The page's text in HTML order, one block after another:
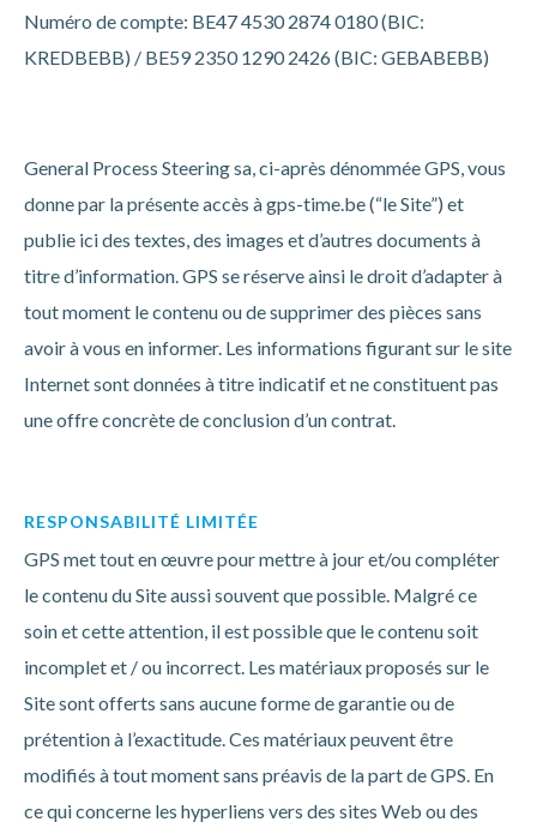
Numéro de compte: BE47 4530 2874 0180 (BIC:
KREDBEBB) / BE59 2350 1290 2426 (BIC: GEBABEBB)
General Process Steering sa, ci-après dénommée GPS, vous
donne par la présente accès à gps-time.be (“le Site”) et
publie ici des textes, des images et d’autres documents à
titre d’information. GPS se réserve ainsi le droit d’adapter à
tout moment le contenu ou de supprimer des pièces sans
avoir à vous en informer. Les informations figurant sur le site
Internet sont données à titre indicatif et ne constituent pas
une offre concrète de conclusion d’un contrat.
RESPONSABILITÉ LIMITÉE
GPS met tout en œuvre pour mettre à jour et/ou compléter
le contenu du Site aussi souvent que possible. Malgré ce
soin et cette attention, il est possible que le contenu soit
incomplet et / ou incorrect. Les matériaux proposés sur le
Site sont offerts sans aucune forme de garantie ou de
prétention à l’exactitude. Ces matériaux peuvent être
modifiés à tout moment sans préavis de la part de GPS. En
ce qui concerne les hyperliens vers des sites Web ou des